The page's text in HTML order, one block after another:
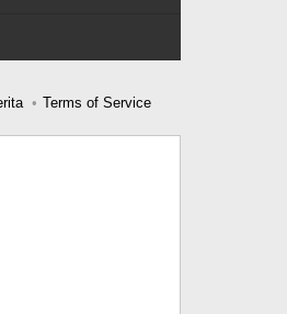
Terms of Service